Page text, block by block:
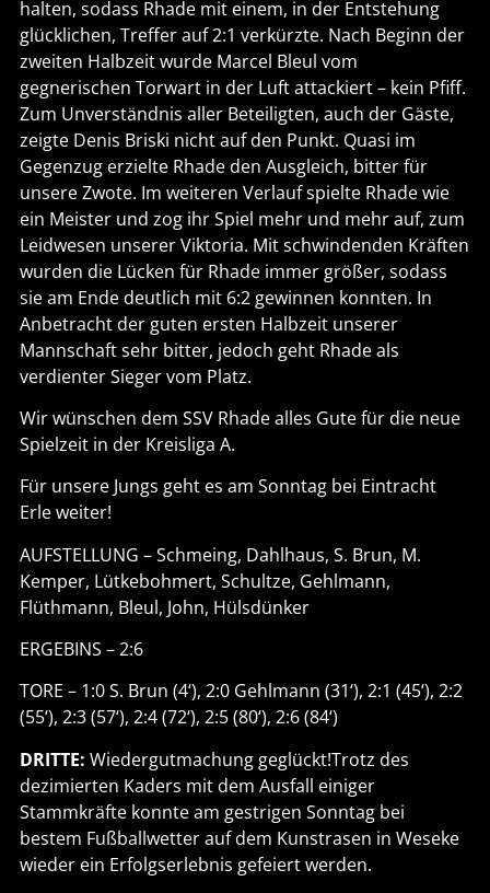
halten, sodass Rhade mit einem, in der Entstehung
glücklichen, Treffer auf 2:1 verkürzte. Nach Beginn der
zweiten Halbzeit wurde Marcel Bleul vom
gegnerischen Torwart in der Luft attackiert – kein Pfiff.
Zum Unverständnis aller Beteiligten, auch der Gäste,
zeigte Denis Briski nicht auf den Punkt. Quasi im
Gegenzug erzielte Rhade den Ausgleich, bitter für
unsere Zwote. Im weiteren Verlauf spielte Rhade wie
ein Meister und zog ihr Spiel mehr und mehr auf, zum
Leidwesen unserer Viktoria. Mit schwindenden Kräften
wurden die Lücken für Rhade immer größer, sodass
sie am Ende deutlich mit 6:2 gewinnen konnten. In
Anbetracht der guten ersten Halbzeit unserer
Mannschaft sehr bitter, jedoch geht Rhade als
verdienter Sieger vom Platz.
Wir wünschen dem SSV Rhade alles Gute für die neue
Spielzeit in der Kreisliga A.
Für unsere Jungs geht es am Sonntag bei Eintracht
Erle weiter!
AUFSTELLUNG – Schmeing, Dahlhaus, S. Brun, M.
Kemper, Lütkebohmert, Schultze, Gehlmann,
Flüthmann, Bleul, John, Hülsdünker
ERGEBINS – 2:6
TORE – 1:0 S. Brun (4‘), 2:0 Gehlmann (31‘), 2:1 (45‘), 2:2
(55‘), 2:3 (57‘), 2:4 (72‘), 2:5 (80‘), 2:6 (84‘)
DRITTE: Wiedergutmachung geglückt!Trotz des
dezimierten Kaders mit dem Ausfall einiger
Stammkräfte konnte am gestrigen Sonntag bei
bestem Fußballwetter auf dem Kunstrasen in Weseke
wieder ein Erfolgserlebnis gefeiert werden.